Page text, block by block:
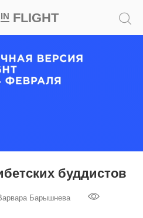
INFLIGHT
буддистов
Барышнева